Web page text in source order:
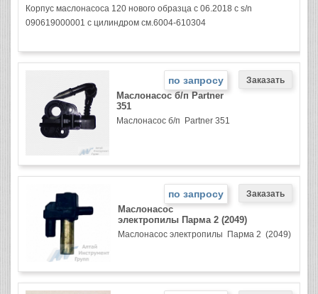
Корпус маслонасоса 120 нового образца с 06.2018 с s/n
090619000001 с цилиндром см.6004-610304
по запросу
Маслонасос б/п Partner
351
Маслонасос б/п Partner 351
по запросу
Маслонасос
электропилы Парма 2 (2049)
Маслонасос электропилы Парма 2 (2049)